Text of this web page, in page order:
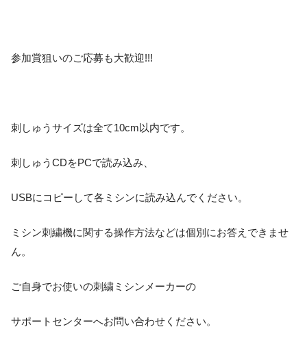
参加賞狙いのご応募も大歓迎!!!
刺しゅうサイズは全て10cm以内です。
刺しゅうCDをPCで読み込み、
USBにコピーして各ミシンに読み込んでください。
ミシン刺繍機に関する操作方法などは個別にお答えできませ
ん。
ご自身でお使いの刺繍ミシンメーカーの
サポートセンターへお問い合わせください。